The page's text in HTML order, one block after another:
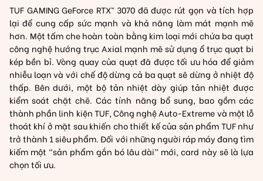
O8G-
V2-
GAMING)
số
lượng
TUF GAMING GeForce RTX™ 3070 đã được rút gọn và tích hợp
lại để cung cấp sức mạnh và khả năng làm mát mạnh mẽ
hơn. Một tấm che hoàn toàn bằng kim loại mới chứa ba quạt
công nghệ hướng trục Axial mạnh mẽ sử dụng ổ trục quạt bi
kép bền bỉ. Vòng quay của quạt đã được tối ưu hóa để giảm
nhiễu loạn và với chế độ dừng cả ba quạt sẽ dừng ở nhiệt độ
thấp. Bên dưới, một bộ tản nhiệt dày giúp tản nhiệt được
kiểm soát chặt chẽ. Các tính năng bổ sung, bao gồm các
thành phần linh kiện TUF, Công nghệ Auto-Extreme và một lỗ
thoát khí ở mặt sau khiến cho thiết kế của sản phẩm TUF như
trở thành 1 siêu phẩm. Đối với những người ráp máy đang tìm
kiếm một “sản phẩm gắn bó lâu dài” mới, card này sẽ là lựa
chọn tối ưu.